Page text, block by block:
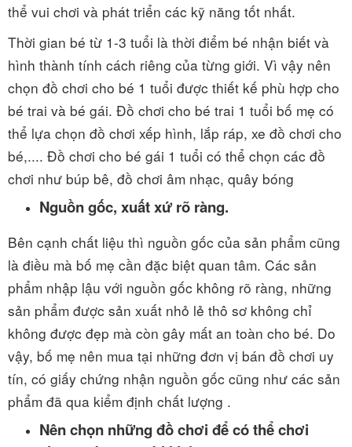
thể vui chơi và phát triển các kỹ năng tốt nhất.
Thời gian bé từ 1-3 tuổi là thời điểm bé nhận biết và
hình thành tính cách riêng của từng giới. Vì vậy nên
chọn đồ chơi cho bé 1 tuổi được thiết kế phù hợp cho
bé trai và bé gái. Đồ chơi cho bé trai 1 tuổi bố mẹ có
thể lựa chọn đồ chơi xếp hình, lắp ráp, xe đồ chơi cho
bé,.... Đồ chơi cho bé gái 1 tuổi có thể chọn các đồ
chơi như búp bê, đồ chơi âm nhạc, quây bóng
Nguồn gốc, xuất xứ rõ ràng.
Bên cạnh chất liệu thì nguồn gốc của sản phẩm cũng
là điều mà bố mẹ cần đặc biệt quan tâm. Các sản
phẩm nhập lậu với nguồn gốc không rõ ràng, những
sản phẩm được sản xuất nhỏ lẻ thô sơ không chỉ
không được đẹp mà còn gây mất an toàn cho bé. Do
vậy, bố mẹ nên mua tại những đơn vị bán đồ chơi uy
tín, có giấy chứng nhận nguồn gốc cũng như các sản
phẩm đã qua kiểm định chất lượng .
Nên chọn những đồ chơi để có thể chơi